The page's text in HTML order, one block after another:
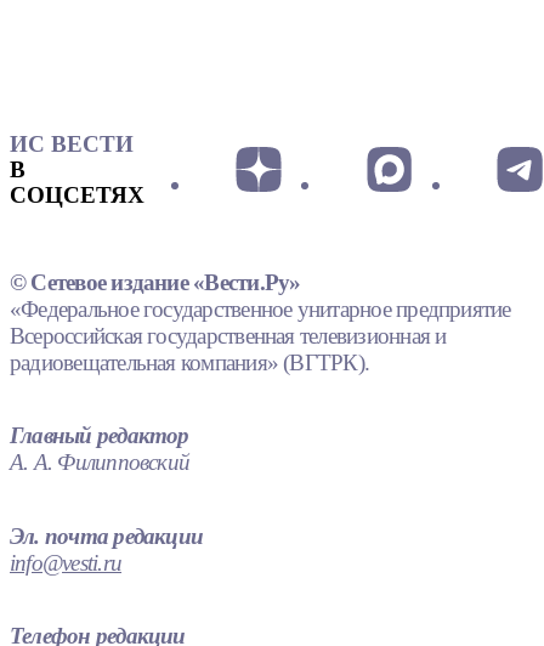
ИС ВЕСТИ
В
СОЦСЕТЯХ
© Сетевое издание «Вести.Ру»
«Федеральное государственное унитарное предприятие
Всероссийская государственная телевизионная и
радиовещательная компания» (ВГТРК).
Главный редактор
А. А. Филипповский
Эл. почта редакции
info@vesti.ru
Телефон редакции